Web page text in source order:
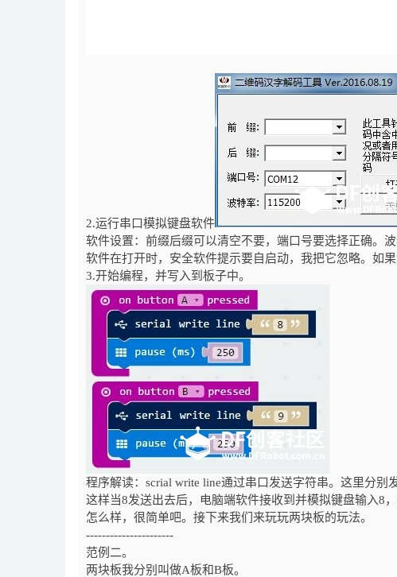
2.运行串口模拟键盘软件
软件设置：前缀后缀可以清空不要，端口号要选择正确。
软件在打开时，安全软件提示要自启动，我把它忽略。如
3.开始编程，并写入到板子中。
程序解读：scrial write line通过串口发送字符串。这里分别
这样当8发送出去后，电脑端软件接收到并模拟键盘输入8，
怎么样，很简单吧。接下来我们来玩玩两块板的玩法。
----------------------
范例二。
两块板我分别叫做A板和B板。